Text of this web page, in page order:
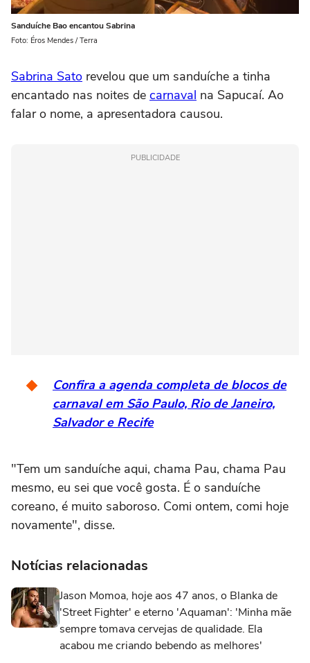
Sanduíche Bao encantou Sabrina
Foto: Éros Mendes / Terra
Sabrina Sato revelou que um sanduíche a tinha
encantado nas noites de carnaval na Sapucaí. Ao
falar o nome, a apresentadora causou.
PUBLICIDADE
Confira a agenda completa de blocos de
carnaval em São Paulo, Rio de Janeiro,
Salvador e Recife
"Tem um sanduíche aqui, chama Pau, chama Pau
mesmo, eu sei que você gosta. É o sanduíche
coreano, é muito saboroso. Comi ontem, comi hoje
novamente", disse.
Notícias relacionadas
Jason Momoa, hoje aos 47 anos, o Blanka de
'Street Fighter' e eterno 'Aquaman': 'Minha mãe
sempre tomava cervejas de qualidade. Ela
acabou me criando bebendo as melhores'